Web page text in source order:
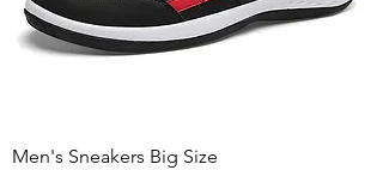
Men's Sneakers Big Size